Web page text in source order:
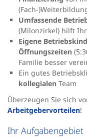
(Fach-
Umfassende
(Milonzirkel) hilft
Eigene
Öffnungszeiten
Familie besser
Ein gutes
kollegialen Team
Überzeugen Sie sich
Arbeitgebervorteilen!
Ihr Aufgabengebiet